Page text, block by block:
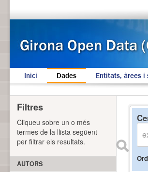
Inici Dades Entitats, àrees i
Filtres
Cliqueu sobre un o més
termes de la llista següent
per filtrar els resultats.
AUTORS